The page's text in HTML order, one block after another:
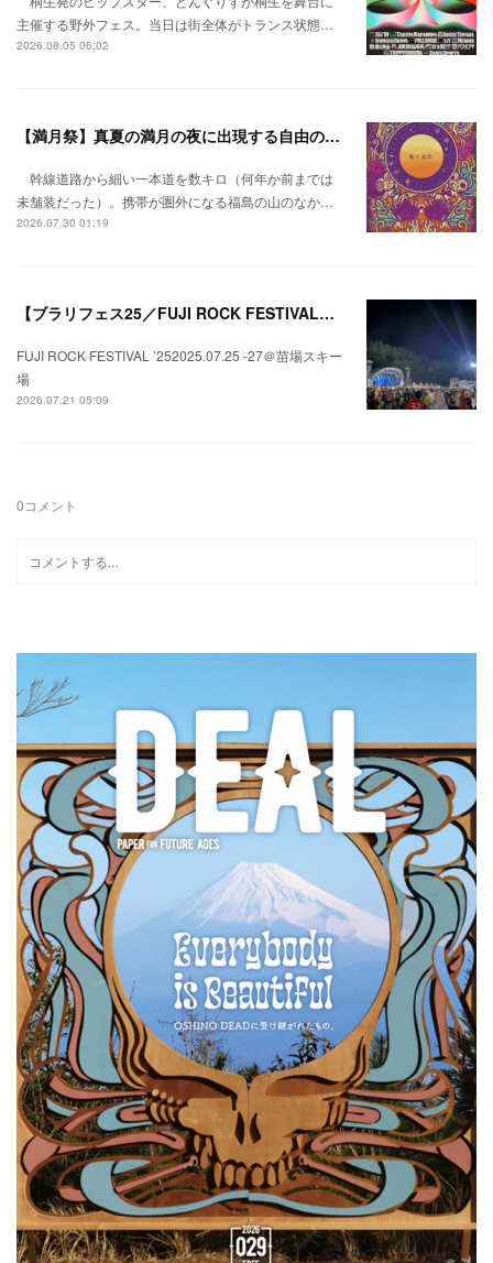
主催する野外フェス。当日は街全体がトランス状態…
2026.08.05 06:02
【満月祭】真夏の満月の夜に出現する自由の桃源郷。
幹線道路から細い一本道を数キロ（何年か前までは
未舗装だった）。携帯が圏外になる福島の山のなか…
2026.07.30 01:19
【ブラリフェス25／FUJI ROCK FESTIVAL】日本の夏にはフジロックが欠かせない。
FUJI ROCK FESTIVAL ’252025.07.25 -27＠苗場スキー
場
2026.07.21 05:09
0コメント